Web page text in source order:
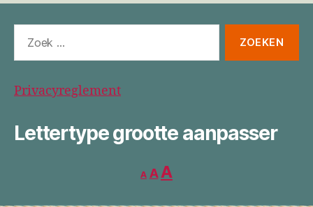
naar:
Privacyreglement
Lettertype grootte aanpasser
A
Lettertype
grootte
A Lettertype
ALettertype